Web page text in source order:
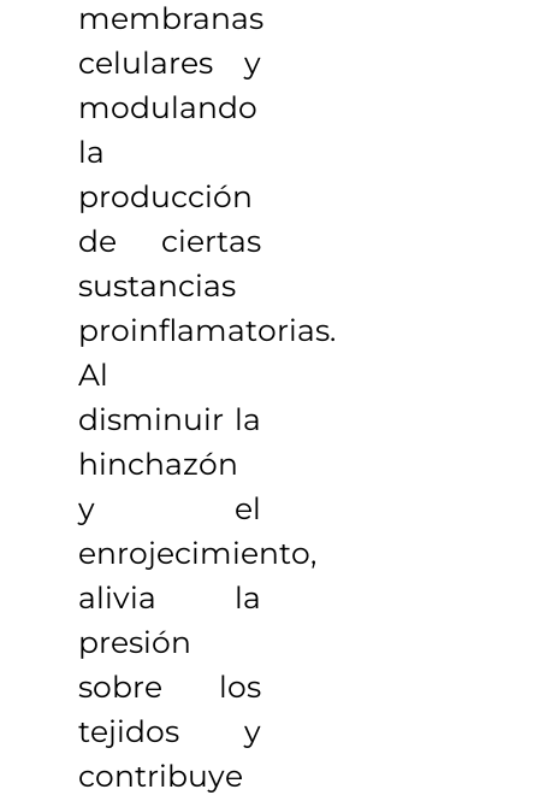
membranas
celulares y
modulando
la
producción
de ciertas
sustancias
proinflamatorias.
Al
disminuir la
hinchazón
y el
enrojecimiento,
alivia la
presión
sobre los
tejidos y
contribuye